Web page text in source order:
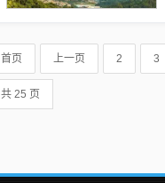
首页 上一页 2 3
共 25 页